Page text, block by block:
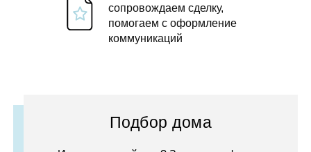
сопровождаем сделку,
помогаем с оформление
коммуникаций
Подбор дома